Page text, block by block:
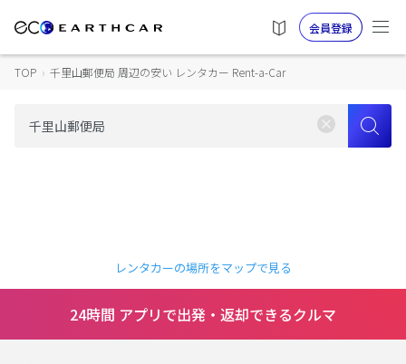
会員登録
TOP › 千里山郵便局 周辺の安い レンタカー Rent-a-Car
レンタカーの場所をマップで見る
24時間 アプリで出発・返却できるクルマ